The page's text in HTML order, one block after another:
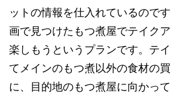
ットの情報を仕入れているので
画で見つけたもつ煮屋でテイク
楽しもうというプランです。テ
てメインのもつ煮以外の食材の
に、目的地のもつ煮屋に向かって